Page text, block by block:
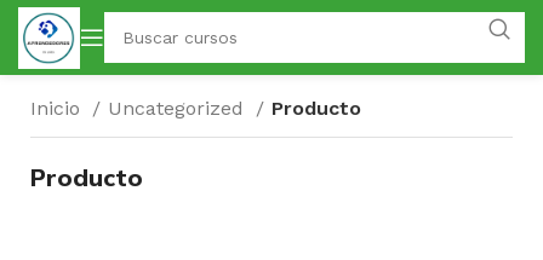
Inicio Uncategorized Producto
Producto